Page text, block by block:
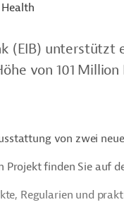
(EIB)
von 101 Million
von zwei
Projekt finden Sie auf
Regularien und